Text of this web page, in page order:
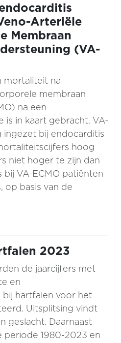
Arteriële
Membraan
(VA-
mortaliteit na
membraan
na een
is in kaart gebracht. VA-
ingezet bij endocarditis
hoog
niet hoger te zijn dan
VA-ECMO patiënten
op basis van de
2023
de jaarcijfers met
en
bij hartfalen voor het
Uitsplitsing vindt
geslacht. Daarnaast
1980-2023 en